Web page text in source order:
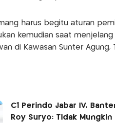
harus begitu aturan
kemudian saat
di Kawasan Sunter Agung,
C1 Perindo Jabar IV,
Roy Suryo: Tidak